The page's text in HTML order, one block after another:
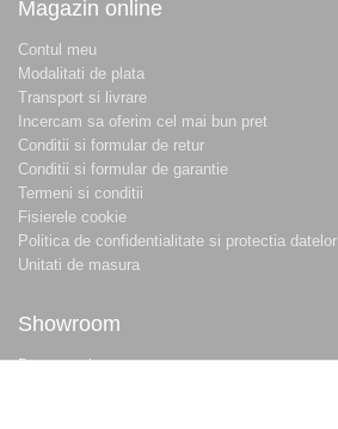
Magazin online
Contul meu
Modalitati de plata
Transport si livrare
Incercam sa oferim cel mai bun pret
Conditii si formular de retur
Conditii si formular de garantie
Termeni si conditii
Fisierele cookie
Politica de confidentialitate si protectia datelor
Unitati de masura
Showroom
Despre noi